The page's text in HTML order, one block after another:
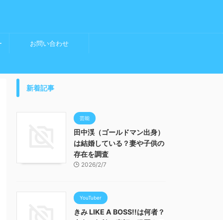
お問い合わせ
新着記事
芸能
田中渓（ゴールドマン出身）
は結婚している？妻や子供の
存在を調査
2026/2/7
YouTuber
きみ LIKE A BOSS!!は何者？